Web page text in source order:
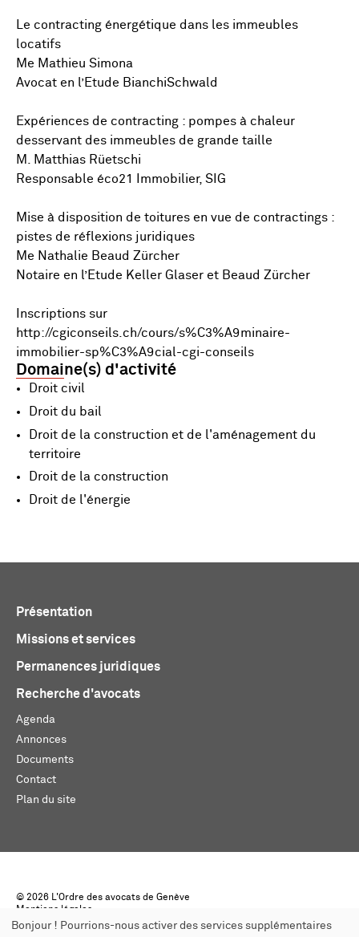
Le contracting énergétique dans les immeubles
locatifs
Me Mathieu Simona
Avocat en l’Etude BianchiSchwald
Expériences de contracting : pompes à chaleur
desservant des immeubles de grande taille
M. Matthias Rüetschi
Responsable éco21 Immobilier, SIG
Mise à disposition de toitures en vue de contractings :
pistes de réflexions juridiques
Me Nathalie Beaud Zürcher
Notaire en l’Etude Keller Glaser et Beaud Zürcher
Inscriptions sur
http://cgiconseils.ch/cours/s%C3%A9minaire-
immobilier-sp%C3%A9cial-cgi-conseils
Domaine(s) d'activité
Droit civil
Droit du bail
Droit de la construction et de l'aménagement du
territoire
Droit de la construction
Droit de l'énergie
Présentation
Missions et services
Permanences juridiques
Recherche d'avocats
Agenda
Annonces
Documents
Contact
Plan du site
© 2026 L'Ordre des avocats de Genève
Mentions légales
Créé par monoloco
Bonjour ! Pourrions-nous activer des services supplémentaires